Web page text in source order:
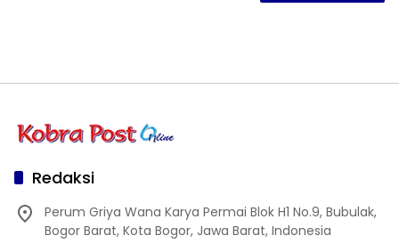
Redaksi
Perum Griya Wana Karya Permai Blok H1 No.9, Bubulak,
Bogor Barat, Kota Bogor, Jawa Barat, Indonesia